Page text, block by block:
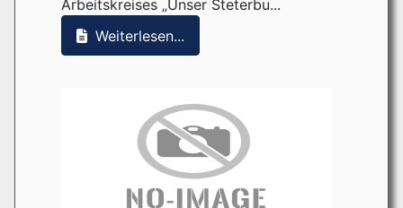
Arbeitskreises „Unser Steterbu...
Weiterlesen...